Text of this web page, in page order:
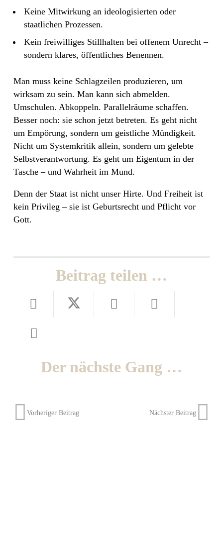
Keine Mitwirkung an ideologisierten oder
staatlichen Prozessen.
Kein freiwilliges Stillhalten bei offenem Unrecht –
sondern klares, öffentliches Benennen.
Man muss keine Schlagzeilen produzieren, um
wirksam zu sein. Man kann sich abmelden.
Umschulen. Abkoppeln. Parallelräume schaffen.
Besser noch: sie schon jetzt betreten. Es geht nicht
um Empörung, sondern um geistliche Mündigkeit.
Nicht um Systemkritik allein, sondern um gelebte
Selbstverantwortung. Es geht um Eigentum in der
Tasche – und Wahrheit im Mund.
Denn der Staat ist nicht unser Hirte. Und Freiheit ist
kein Privileg – sie ist Geburtsrecht und Pflicht vor
Gott.
Beitrag teilen …
Der nächste Gang …
Vorheriger Beitrag Nächster Beitrag